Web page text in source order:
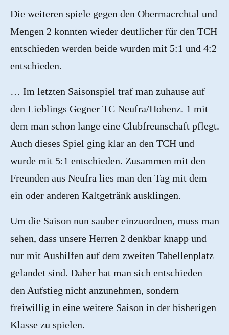
Die weiteren spiele gegen den Obermacrchtal und
Mengen 2 konnten wieder deutlicher für den TCH
entschieden werden beide wurden mit 5:1 und 4:2
entschieden.
… Im letzten Saisonspiel traf man zuhause auf
den Lieblings Gegner TC Neufra/Hohenz. 1 mit
dem man schon lange eine Clubfreunschaft pflegt.
Auch dieses Spiel ging klar an den TCH und
wurde mit 5:1 entschieden. Zusammen mit den
Freunden aus Neufra lies man den Tag mit dem
ein oder anderen Kaltgetränk ausklingen.
Um die Saison nun sauber einzuordnen, muss man
sehen, dass unsere Herren 2 denkbar knapp und
nur mit Aushilfen auf dem zweiten Tabellenplatz
gelandet sind. Daher hat man sich entschieden
den Aufstieg nicht anzunehmen, sondern
freiwillig in eine weitere Saison in der bisherigen
Klasse zu spielen.